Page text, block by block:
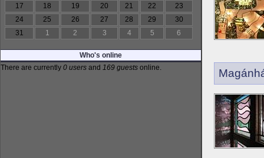
17
18 19 20 21 22
23
24
25 26 27 28 29
30
31
1 2 3 4 5 6
Who's online
There are currently 0 users and 169 guests online.